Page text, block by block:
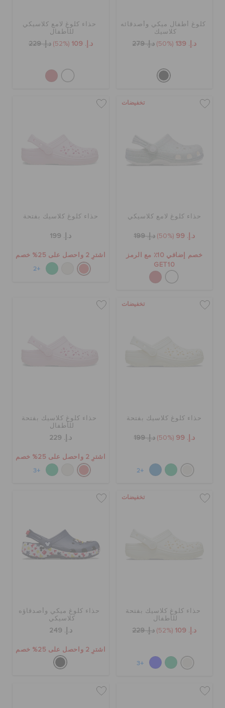
كلوغ أطفال ميكي وأصدقائه
كلاسيك
د.إ. 139 (50%) د.إ. 279
حذاء كلوغ لامع كلاسيكي
للأطفال
د.إ. 109 (52%) د.إ. 229
تخفيضات
حذاء كلوغ لامع كلاسيكي
د.إ. 99 (50%) د.إ. 199
خصم إضافي 10٪ مع الرمز
GET10
حذاء كلوغ كلاسيك بفتحة
د.إ. 199
اشترِ 2 واحصل على 25% خصم
+2
تخفيضات
حذاء كلوغ كلاسيك بفتحة
د.إ. 99 (50%) د.إ. 199
+2
حذاء كلوغ كلاسيك بفتحة
للأطفال
د.إ. 229
اشترِ 2 واحصل على 25% خصم
+3
تخفيضات
حذاء كلوغ كلاسيك بفتحة
للأطفال
د.إ. 109 (52%) د.إ. 229
+3
حذاء كلوغ ميكي وأصدقاؤه
كلاسيكي
د.إ. 249
اشترِ 2 واحصل على 25% خصم